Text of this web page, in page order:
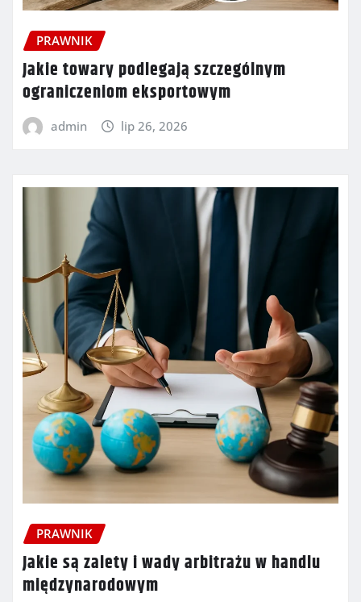
PRAWNIK
Jakie towary podlegają szczególnym
ograniczeniom eksportowym
admin lip 26, 2026
PRAWNIK
Jakie są zalety i wady arbitrażu w handlu
międzynarodowym